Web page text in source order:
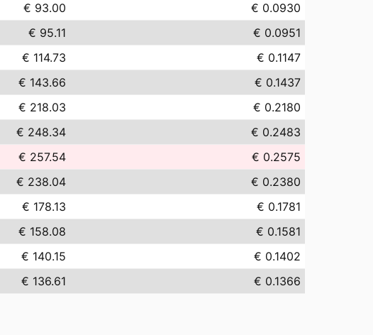
€ 93.00
€ 0.0930
€ 95.11
€ 0.0951
€ 114.73
€ 0.1147
€ 143.66
€ 0.1437
€ 218.03
€ 0.2180
€ 248.34
€ 0.2483
€ 257.54
€ 0.2575
€ 238.04
€ 0.2380
€ 178.13
€ 0.1781
€ 158.08
€ 0.1581
€ 140.15
€ 0.1402
€ 136.61 € 0.1366